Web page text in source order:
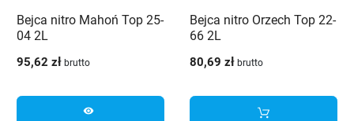
Bejca nitro Mahoń Top 25-
04 2L
95,62 zł brutto
visibility
Bejca nitro Orzech Top 22-
66 2L
80,69 zł brutto